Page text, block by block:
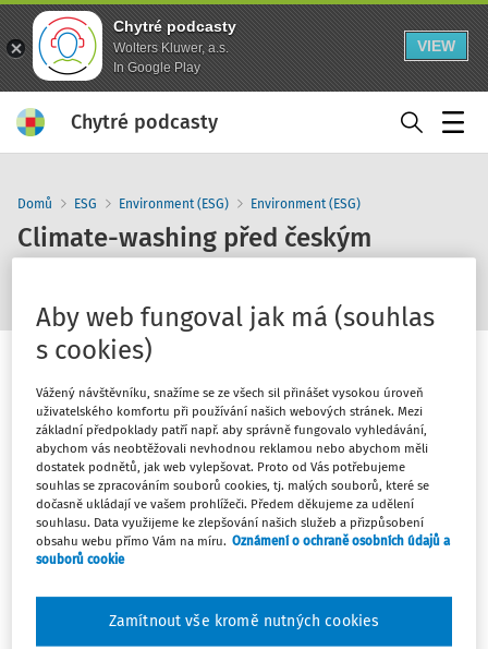
Chytré podcasty
Wolters Kluwer, a.s.
In Google Play
VIEW
Chytré podcasty
Domů ESG Environment (ESG) Environment (ESG)
Climate-washing před českým
0:00 03:25
10 30 1x
Aby web fungoval jak má (souhlas
s cookies)
Vážený návštěvníku, snažíme se ze všech sil přinášet vysokou úroveň
uživatelského komfortu při používání našich webových stránek. Mezi
základní předpoklady patří např. aby správně fungovalo vyhledávání,
abychom vás neobtěžovali nevhodnou reklamou nebo abychom měli
dostatek podnětů, jak web vylepšovat. Proto od Vás potřebujeme
souhlas se zpracováním souborů cookies, tj. malých souborů, které se
dočasně ukládají ve vašem prohlížeči. Předem děkujeme za udělení
souhlasu. Data využijeme ke zlepšování našich služeb a přizpůsobení
obsahu webu přímo Vám na míru. Oznámení o ochraně osobních údajů a
souborů cookie
Zamítnout vše kromě nutných cookies